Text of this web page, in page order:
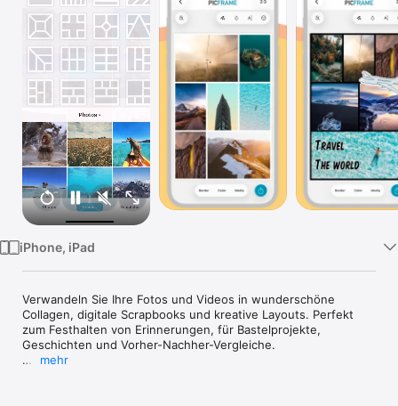
Watch
TV
iPhone, iPad
Verwandeln Sie Ihre Fotos und Videos in wunderschöne
Collagen, digitale Scrapbooks und kreative Layouts. Perfekt
zum Festhalten von Erinnerungen, für Bastelprojekte,
Geschichten und Vorher-Nachher-Vergleiche.
mehr